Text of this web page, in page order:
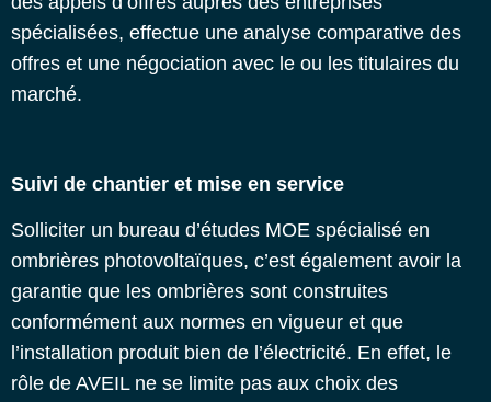
spécialisées, effectue une analyse comparative des
offres et une négociation avec le ou les titulaires du
marché.
Suivi de chantier et mise en service
Solliciter un bureau d’études MOE spécialisé en
ombrières photovoltaïques, c’est également avoir la
garantie que les ombrières sont construites
conformément aux normes en vigueur et que
l’installation produit bien de l’électricité. En effet, le
rôle de AVEIL ne se limite pas aux choix des